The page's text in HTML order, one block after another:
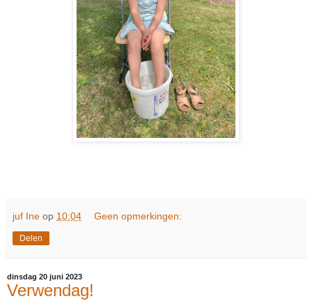
juf Ine op 10:04 Geen opmerkingen:
Delen
dinsdag 20 juni 2023
Verwendag!